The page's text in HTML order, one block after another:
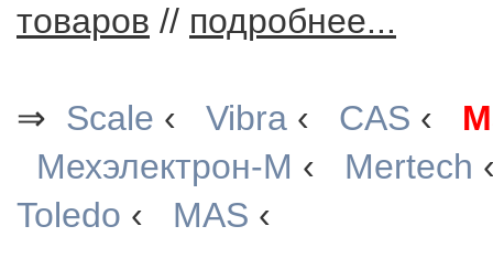
товаров // подробнее...
⇒ Scale ‹ Vibra ‹ CAS ‹
Мехэлектрон-М ‹ Mertech
Toledo ‹ MAS ‹